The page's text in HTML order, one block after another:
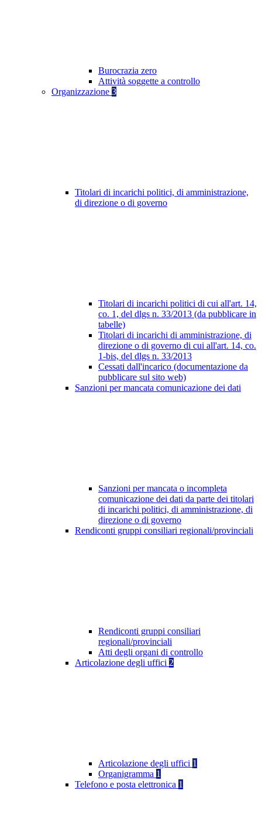
Burocrazia zero
Attività soggette a controllo
Organizzazione 3
Titolari di incarichi politici, di amministrazione,
di direzione o di governo
Titolari di incarichi politici di cui all'art. 14,
co. 1, del dlgs n. 33/2013 (da pubblicare in
tabelle)
Titolari di incarichi di amministrazione, di
direzione o di governo di cui all'art. 14, co.
1-bis, del dlgs n. 33/2013
Cessati dall'incarico (documentazione da
pubblicare sul sito web)
Sanzioni per mancata comunicazione dei dati
Sanzioni per mancata o incompleta
comunicazione dei dati da parte dei titolari
di incarichi politici, di amministrazione, di
direzione o di governo
Rendiconti gruppi consiliari regionali/provinciali
Rendiconti gruppi consiliari
regionali/provinciali
Atti degli organi di controllo
Articolazione degli uffici 2
Articolazione degli uffici 1
Organigramma 1
Telefono e posta elettronica 1